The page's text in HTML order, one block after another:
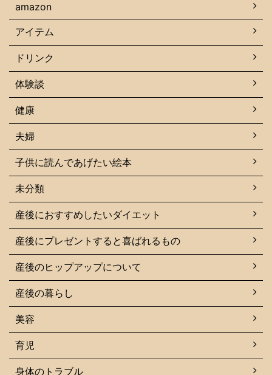
amazon
アイテム
ドリンク
体験談
健康
夫婦
子供に読んであげたい絵本
未分類
産後におすすめしたいダイエット
産後にプレゼントすると喜ばれるもの
産後のヒップアップについて
産後の暮らし
美容
育児
身体のトラブル